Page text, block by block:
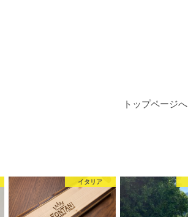
トップページへ
イタリア